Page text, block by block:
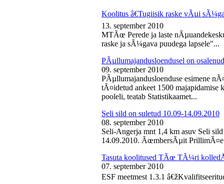
Koolitus â€Tugiisik raske vÃµi
13. september 2010
MTÃœ Perede ja laste
raske ja sÃ¼gava puudega lapsele"...
PÃµllumajandusloendusel on
09. september 2010
PÃµllumajandusloenduse esimene
tÃ¤idetud ankeet 1500 majapidamise
pooleli, teatab Statistikaamet...
Seli sild on suletud 10.09-14.09.2010
08. september 2010
Seli-Angerja mnt 1,4 km asuv Seli
14.09.2010. ÃœmbersÃµit
Tasuta koolitused TÃœ TÃ¼ri
07. september 2010
ESF meetmest 1.3.1